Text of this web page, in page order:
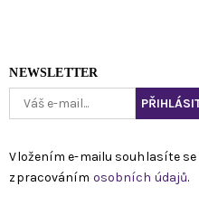
NEWSLETTER
Vložením e-mailu souhlasíte se
zpracováním osobních údajů.